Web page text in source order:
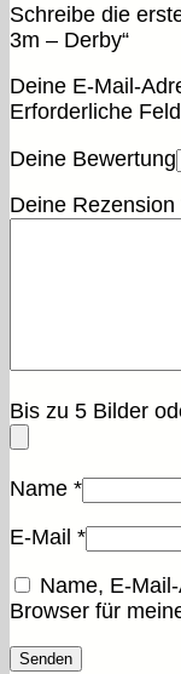
Schreibe die
3m – Derby“
Deine E-Mail-
Erforderliche
Deine Bewertung
Deine Rezension
Bis zu 5 Bilder
Name *
E-Mail *
Name, E-
Browser für